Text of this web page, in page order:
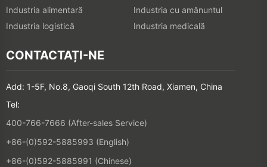
Industria alimentară
Industria cu amănuntul
Industria logistică
Industria medicală
CONTACTAȚI-NE
Add: 1-5F, No.8, Gaoqi South 12th Road, Xiamen, China
Tel:
400-766-7666 (After-sales Service)
+86-(0)592-5885993 (English)
+86-(0)592-5885991 (Chinese)